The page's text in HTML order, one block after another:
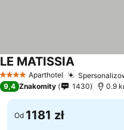
4 KategoriaAparthotel
LE MATISSIA
9,4 Znakomity 1430 0.9
Od 1181 zł